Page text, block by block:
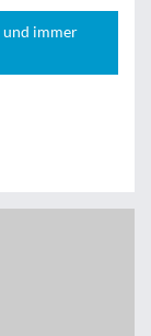
immer